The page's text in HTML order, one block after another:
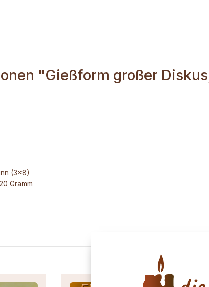
"Gießform großer
(3x8)
Gramm